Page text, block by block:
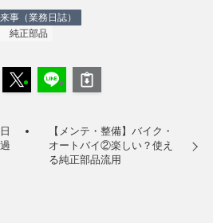
事（業務日誌）
純正部品
【メンテ・整備】バイク・
オートバイ②楽しい？使え
る純正部品流用